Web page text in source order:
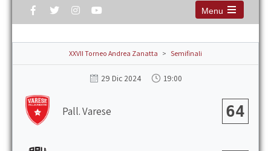
Menu
Open
XXVII Torneo Andrea Zanatta > Semifinali
29 Dic 2024 19:00
Pall. Varese 64